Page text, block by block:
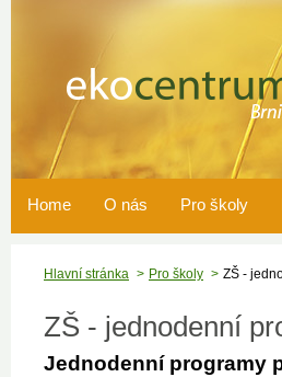
Home O nás Pro školy
Hlavní stránka Pro školy ZŠ -
ZŠ - jednodenní
Jednodenní programy